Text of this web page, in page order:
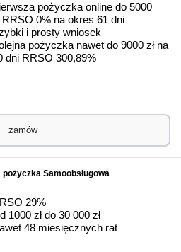
pożyczka online do 5000
RRSO 0% na okres 61 dni
i prosty wniosek
pożyczka nawet do 9000 zł na
dni RRSO 300,89%
zamów
Samoobsługowa
29%
1000 zł do 30 000 zł
48 miesięcznych rat